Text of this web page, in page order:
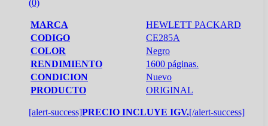
(0)
MARCA
HEWLETT PACKARD
CODIGO
CE285A
COLOR
Negro
RENDIMIENTO
1600 páginas.
CONDICION
Nuevo
PRODUCTO
ORIGINAL
[alert-success]PRECIO INCLUYE IGV.[/alert-success]